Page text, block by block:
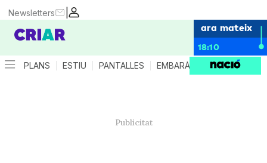
|
Newsletters
ara mateix
18:10
PLANS ESTIU PANTALLES EMBARÀS CRIANÇA